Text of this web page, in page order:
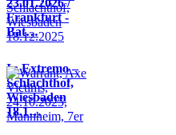
Frankfurt -
Bat…
In Extremo –
Schlachthof,
Wiesbaden
18.1…